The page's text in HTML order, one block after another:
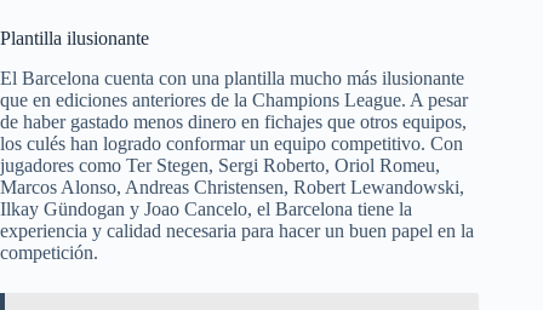
Plantilla ilusionante
El Barcelona cuenta con una plantilla mucho más ilusionante
que en ediciones anteriores de la Champions League. A pesar
de haber gastado menos dinero en fichajes que otros equipos,
los culés han logrado conformar un equipo competitivo. Con
jugadores como Ter Stegen, Sergi Roberto, Oriol Romeu,
Marcos Alonso, Andreas Christensen, Robert Lewandowski,
Ilkay Gündogan y Joao Cancelo, el Barcelona tiene la
experiencia y calidad necesaria para hacer un buen papel en la
competición.